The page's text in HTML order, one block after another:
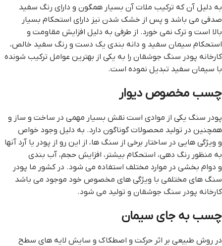
به دلیل آن که ترکیب ملات آن بسیار همگون و دارای رنگ سفید
صدفی می باشد و پس از خشک شدن نیز دارای استحکام بسیار
بالا است و ترک نمی خورد. از طرفی به دلیل افزایش مقاومت و
استحکام سیمان سفید و دانه بندی یک دست و رنگ سفید خالص،
کارخانه پودر سنگ جوشقان را به یکی از بهترین عوامل ترکیب شونده
با سیمان سفید تبدیل نموده است.
چسب مخصوص ديوار
پودر سنگ یکی از موادی است نقش بسیار مهمی در ساخت و ساز و
همچنین در تولید محصولات گوناگون دارد. به دلیل وجود خواص
و ویژگی هایی در ساختار برخی از سنگ ها، از این رو از پودر یا آرد آنها
به منظور رنگ دهی، استحکام بیشتر، افزایش حجم، آب بندی
و دوام بخشی در موارد مختلف استفاده می شود. در کشور ما پودر
سنگ های مختلفی با ویژگی های مخصوص خود موجود می باشد
کارخانه پودر سنگ جوشقان و تولید می شود.
چسب به جاي سيمان
در روش طبیعی بر اثر حرکت و اصطکاک و سایش لایه های سطح